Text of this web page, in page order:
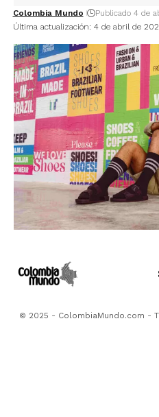
Última actualización: 4 de abril de
Colombia Mundo Publicado 4 de
© 2025 - ColombiaMundo.com -